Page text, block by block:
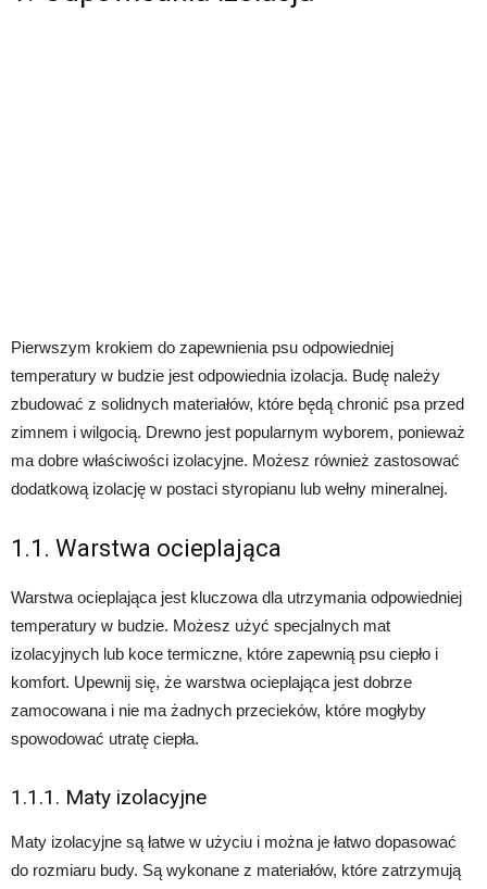
Pierwszym krokiem do zapewnienia psu odpowiedniej
temperatury w budzie jest odpowiednia izolacja. Budę należy
zbudować z solidnych materiałów, które będą chronić psa przed
zimnem i wilgocią. Drewno jest popularnym wyborem, ponieważ
ma dobre właściwości izolacyjne. Możesz również zastosować
dodatkową izolację w postaci styropianu lub wełny mineralnej.
1.1. Warstwa ocieplająca
Warstwa ocieplająca jest kluczowa dla utrzymania odpowiedniej
temperatury w budzie. Możesz użyć specjalnych mat
izolacyjnych lub koce termiczne, które zapewnią psu ciepło i
komfort. Upewnij się, że warstwa ocieplająca jest dobrze
zamocowana i nie ma żadnych przecieków, które mogłyby
spowodować utratę ciepła.
1.1.1. Maty izolacyjne
Maty izolacyjne są łatwe w użyciu i można je łatwo dopasować
do rozmiaru budy. Są wykonane z materiałów, które zatrzymują